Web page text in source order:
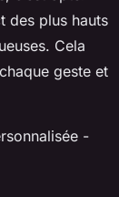
des plus hauts
Cela
geste et
-